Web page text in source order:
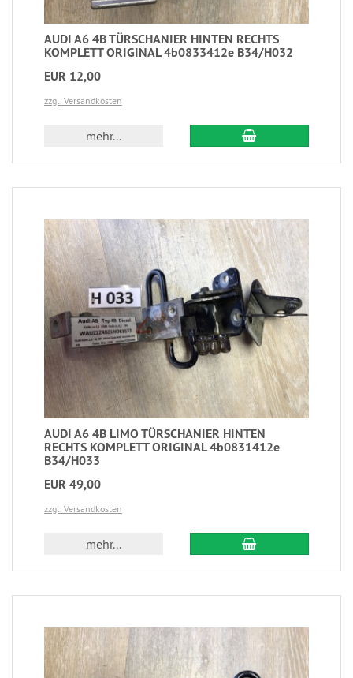
AUDI A6 4B TÜRSCHANIER HINTEN RECHTS
KOMPLETT ORIGINAL 4b0833412e B34/H032
EUR 12,00
zzgl. Versandkosten
mehr...
AUDI A6 4B LIMO TÜRSCHANIER HINTEN
RECHTS KOMPLETT ORIGINAL 4b0831412e
B34/H033
EUR 49,00
zzgl. Versandkosten
mehr...